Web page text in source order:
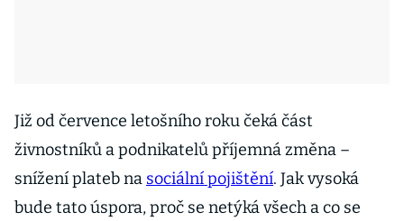
Již od července letošního roku čeká část
živnostníků a podnikatelů příjemná změna –
snížení plateb na sociální pojištění. Jak vysoká
bude tato úspora, proč se netýká všech a co se